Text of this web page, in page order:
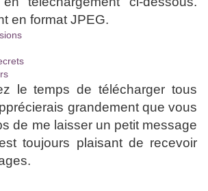
en format JPEG.
le temps de télécharger tous
grandement que vous
de me laisser un petit message
toujours plaisant de recevoir